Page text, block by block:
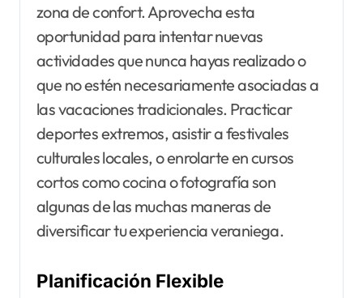
zona de confort. Aprovecha esta
oportunidad para intentar nuevas
actividades que nunca hayas realizado o
que no estén necesariamente asociadas a
las vacaciones tradicionales. Practicar
deportes extremos, asistir a festivales
culturales locales, o enrolarte en cursos
cortos como cocina o fotografía son
algunas de las muchas maneras de
diversificar tu experiencia veraniega.
Planificación Flexible